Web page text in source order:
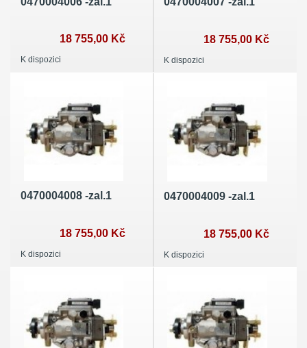
18 755,00 Kč
K dispozici
18 755,00 Kč
K dispozici
0470004008 -zal.1
18 755,00 Kč
K dispozici
0470004009 -zal.1
18 755,00 Kč
K dispozici